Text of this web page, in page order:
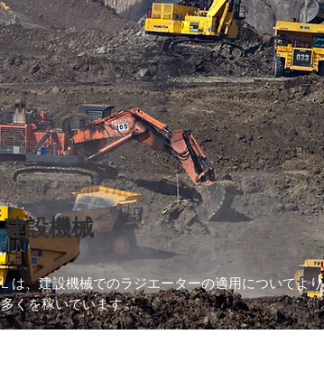
建設機械
L は、建設機械でのラジエーターの適用についてより
多くを稼いでいます。